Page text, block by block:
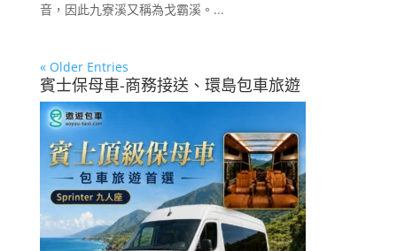
音，因此九寮溪又稱為戈霸溪。...
« Older Entries
賓士保母車-商務接送、環島包車旅遊